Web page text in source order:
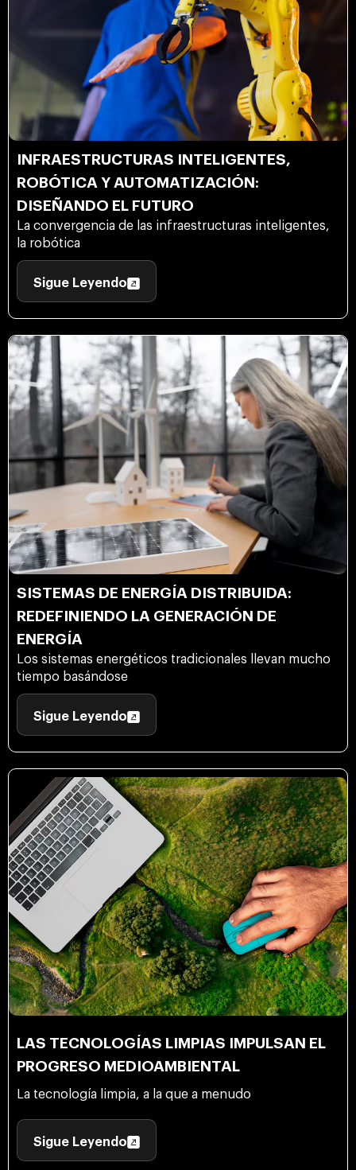
INFRAESTRUCTURAS INTELIGENTES,
ROBÓTICA Y AUTOMATIZACIÓN:
DISEÑANDO EL FUTURO
La convergencia de las infraestructuras inteligentes,
la robótica
Sigue Leyendo
SISTEMAS DE ENERGÍA DISTRIBUIDA:
REDEFINIENDO LA GENERACIÓN DE
ENERGÍA
Los sistemas energéticos tradicionales llevan mucho
tiempo basándose
Sigue Leyendo
LAS TECNOLOGÍAS LIMPIAS IMPULSAN EL
PROGRESO MEDIOAMBIENTAL
La tecnología limpia, a la que a menudo
Sigue Leyendo